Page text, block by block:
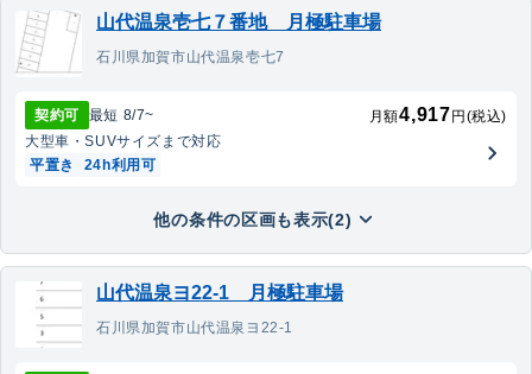
山代温泉壱七７番地 月極駐車場
石川県加賀市山代温泉壱七7
契約可 最短 8/7~ 月額4,917 円(税込)
大型車・SUVサイズまで対応
平置き
24h利用可
他の条件の区画も表示(2)
山代温泉ヨ22-1 月極駐車場
石川県加賀市山代温泉ヨ22-1